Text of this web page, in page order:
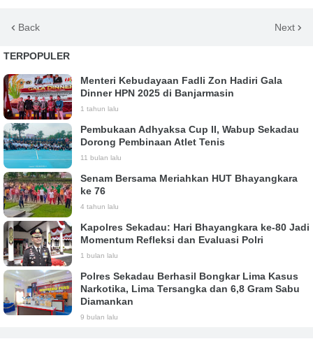
Back Next
TERPOPULER
Menteri Kebudayaan Fadli Zon Hadiri Gala
Dinner HPN 2025 di Banjarmasin
1 tahun lalu
Pembukaan Adhyaksa Cup II, Wabup Sekadau
Dorong Pembinaan Atlet Tenis
11 bulan lalu
Senam Bersama Meriahkan HUT Bhayangkara
ke 76
4 tahun lalu
Kapolres Sekadau: Hari Bhayangkara ke-80 Jadi
Momentum Refleksi dan Evaluasi Polri
1 bulan lalu
Polres Sekadau Berhasil Bongkar Lima Kasus
Narkotika, Lima Tersangka dan 6,8 Gram Sabu
Diamankan
9 bulan lalu